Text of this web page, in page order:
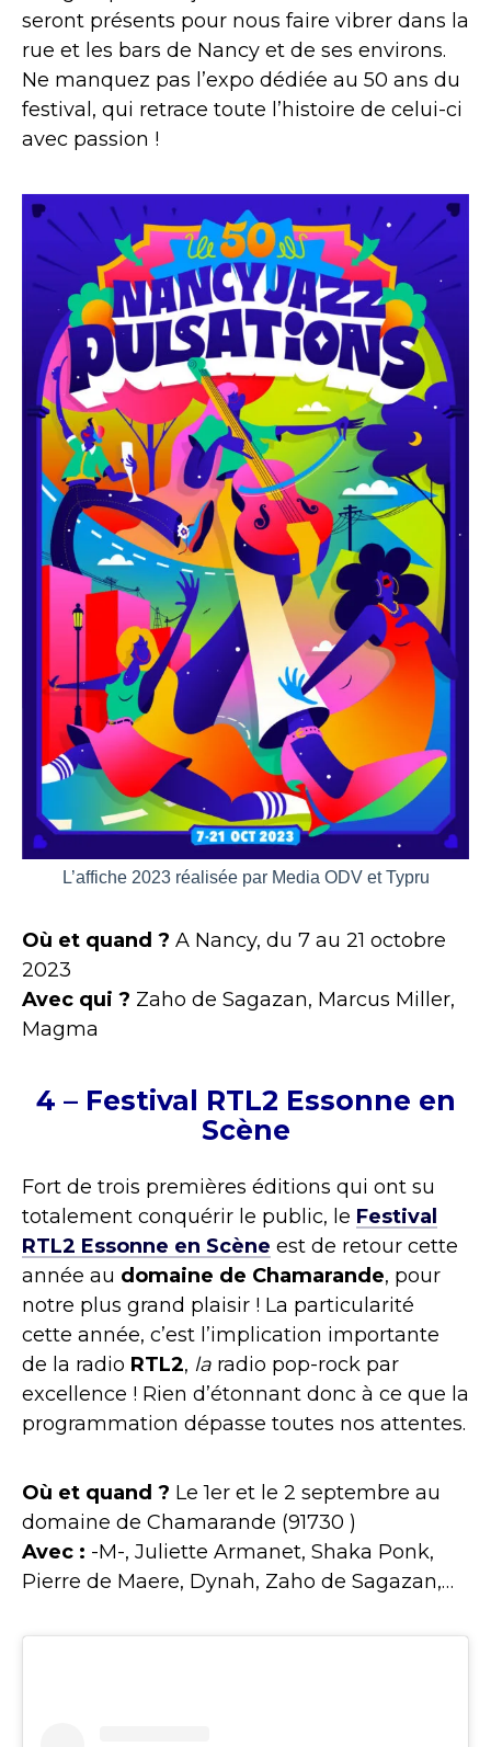
seront présents pour nous faire vibrer dans la
rue et les bars de Nancy et de ses environs.
Ne manquez pas l’expo dédiée au 50 ans du
festival, qui retrace toute l’histoire de celui-ci
avec passion !
L’affiche 2023 réalisée par Media ODV et Typru
Où et quand ? A Nancy, du 7 au 21 octobre
2023
Avec qui ? Zaho de Sagazan, Marcus Miller,
Magma
4 – Festival RTL2 Essonne en
Scène
Fort de trois premières éditions qui ont su
totalement conquérir le public, le Festival
RTL2 Essonne en Scène est de retour cette
année au domaine de Chamarande, pour
notre plus grand plaisir ! La particularité
cette année, c’est l’implication importante
de la radio RTL2, la radio pop-rock par
excellence ! Rien d’étonnant donc à ce que la
programmation dépasse toutes nos attentes.
Où et quand ? Le 1er et le 2 septembre au
domaine de Chamarande (91730 )
Avec : -M-, Juliette Armanet, Shaka Ponk,
Pierre de Maere, Dynah, Zaho de Sagazan,…